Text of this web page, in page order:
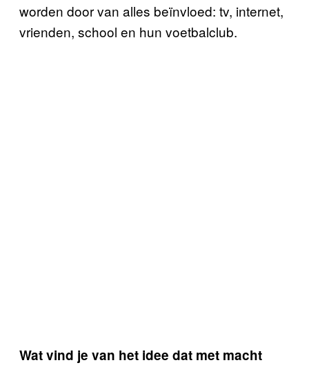
worden door van alles beïnvloed: tv, internet,
vrienden, school en hun voetbalclub.
Wat vind je van het idee dat met macht